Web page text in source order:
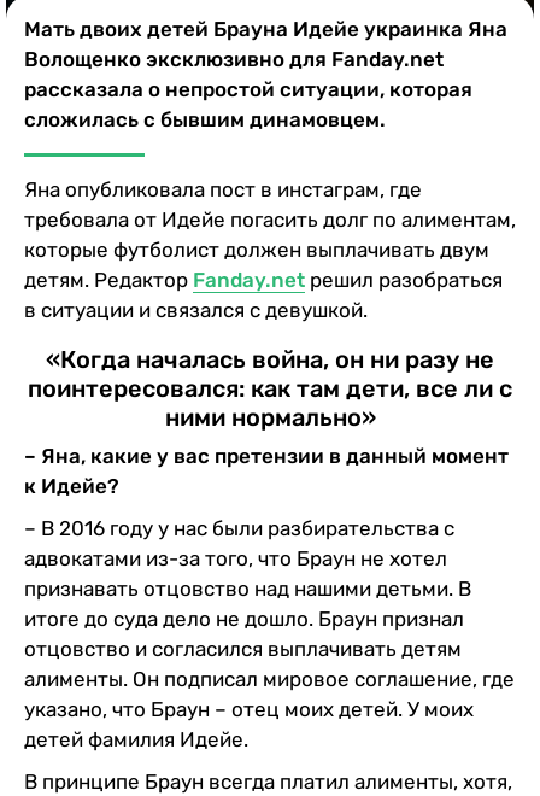
Мать двоих детей Брауна Идейе украинка Яна
Волощенко эксклюзивно для Fanday.net
рассказала о непростой ситуации, которая
сложилась с бывшим динамовцем.
Яна опубликовала пост в инстаграм, где
требовала от Идейе погасить долг по алиментам,
которые футболист должен выплачивать двум
детям. Редактор Fanday.net решил разобраться
в ситуации и связался с девушкой.
«Когда началась война, он ни разу не
поинтересовался: как там дети, все ли с
ними нормально»
– Яна, какие у вас претензии в данный момент
к Идейе?
– В 2016 году у нас были разбирательства с
адвокатами из-за того, что Браун не хотел
признавать отцовство над нашими детьми. В
итоге до суда дело не дошло. Браун признал
отцовство и согласился выплачивать детям
алименты. Он подписал мировое соглашение, где
указано, что Браун – отец моих детей. У моих
детей фамилия Идейе.
В принципе Браун всегда платил алименты, хотя,